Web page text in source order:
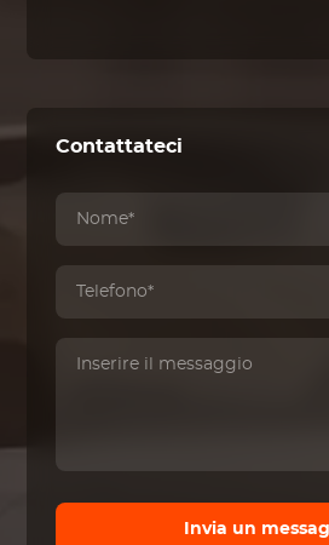
Contattateci
Invia un